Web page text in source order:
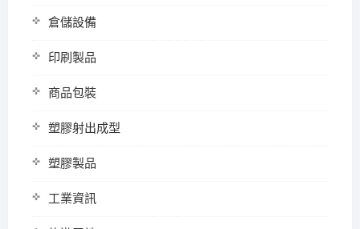
倉儲設備
印刷製品
商品包裝
塑膠射出成型
塑膠製品
工業資訊